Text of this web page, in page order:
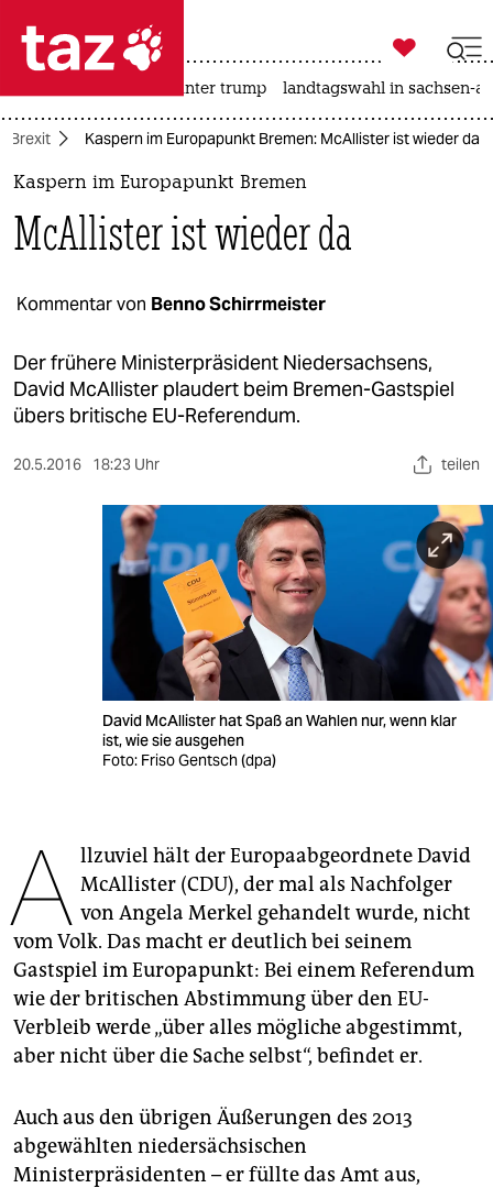
 taz zahl ich
taz zahl ich
themen
politik
öko
gesellschaft
kultur
veranstaltungen
unterstützen
abo
genossenschaft
epaper login

taz zahl ich
usa unter trump landtagswahl in sachsen-
Brexit Kaspern im Europapunkt Bremen: McAllister ist wieder da
Kaspern im Europapunkt Bremen
McAllister ist wieder da
Kommentar von Benno Schirrmeister
Der frühere Ministerpräsident Niedersachsens,
David McAllister plaudert beim Bremen-Gastspiel
übers britische EU-Referendum.
20.5.2016 18:23 Uhr teilen
David McAllister hat Spaß an Wahlen nur, wenn klar
ist, wie sie ausgehen
Foto: Friso Gentsch (dpa)
A llzuviel hält der Europaabgeordnete David
McAllister (CDU), der mal als Nachfolger
von Angela Merkel gehandelt wurde, nicht
vom Volk. Das macht er deutlich bei seinem
Gastspiel im Europapunkt: Bei einem Referendum
wie der britischen Abstimmung über den EU-
Verbleib werde „über alles mögliche abgestimmt,
aber nicht über die Sache selbst“, befindet er.
Auch aus den übrigen Äußerungen des 2013
abgewählten niedersächsischen
Ministerpräsidenten – er füllte das Amt aus,